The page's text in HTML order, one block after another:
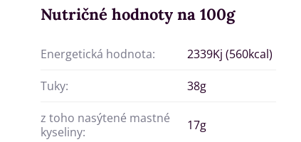
Nutričné hodnoty na 100g
Energetická hodnota: 2339Kj (560kcal)
Tuky: 38g
z toho nasýtené mastné
kyseliny:
17g